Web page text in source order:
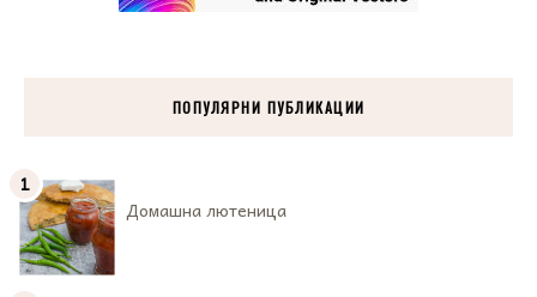
ПОПУЛЯРНИ ПУБЛИКАЦИИ
Домашна лютеница